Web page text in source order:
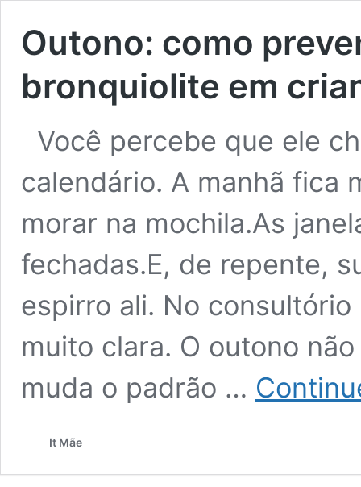
Outono: como
bronquiolite em
Você percebe que ele
calendário. A manhã fica
morar na mochila.As
fechadas.E, de repente,
espirro ali. No
muito clara. O outono
muda o padrão …
It Mãe